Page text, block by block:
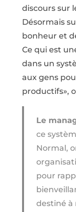
discours sur
Désormais
bonheur et
Ce qui est
dans un
aux gens
productifs»,
Le
ce
Normal,
pour
destiné à